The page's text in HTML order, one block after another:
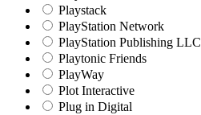
Playstack
PlayStation Network
PlayStation Publishing LLC
Playtonic Friends
PlayWay
Plot Interactive
Plug in Digital